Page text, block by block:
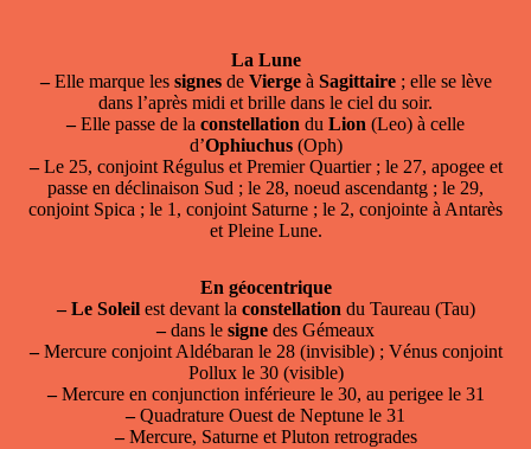
La Lune
–Elle marque les signesde Vierge à Sagittaire; elle se lève
dans l’après midi et brille dans le ciel du soir.
–Elle passe de la constellation du Lion (Leo) à celle
d’Ophiuchus(Oph)
–Le 25, conjoint Régulus et Premier Quartier ; le 27, apogee et
passe en déclinaison Sud ; le 28, noeud ascendantg ; le 29,
conjoint Spica ; le 1, conjoint Saturne ; le 2, conjointe à Antarès
et Pleine Lune.
En géocentrique
– Le Soleilest devant la constellation du Taureau (Tau)
–dans le signe des Gémeaux
–Mercure conjoint Aldébaran le 28 (invisible) ; Vénus conjoint
Pollux le 30 (visible)
–Mercure en conjunction inférieure le 30, au perigee le 31
–Quadrature Ouest de Neptune le 31
–Mercure, Saturne et Pluton retrogrades